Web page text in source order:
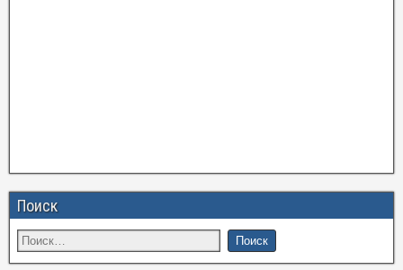
Поиск